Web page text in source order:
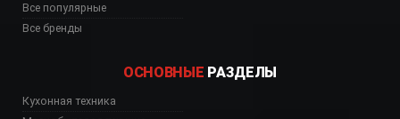
Все популярные
Все бренды
ОСНОВНЫЕ РАЗДЕЛЫ
Кухонная техника